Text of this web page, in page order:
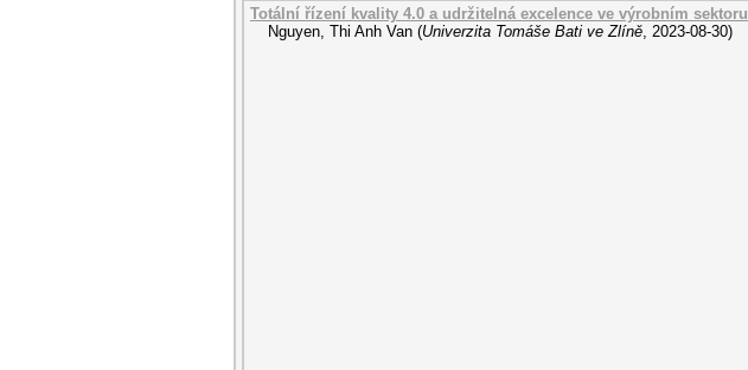
Totální řízení kvality 4.0 a udržitelná excelence ve výrobním sektoru
Nguyen, Thi Anh Van (Univerzita Tomáše Bati ve Zlíně, 2023-08-30)